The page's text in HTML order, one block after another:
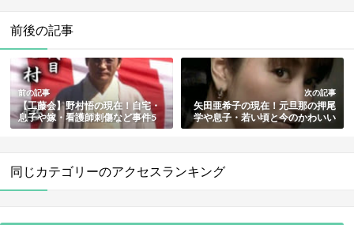
前後の記事
前の記事
【工藤会】野村悟の現在！自宅・
息子や嫁・看護師刺傷など事件5
つと死刑判決も総まとめ
次の記事
矢田亜希子の現在！元旦那の押尾
学や息子・若い頃と今のかわいい
画像も紹介
同じカテゴリーのアクセスランキング